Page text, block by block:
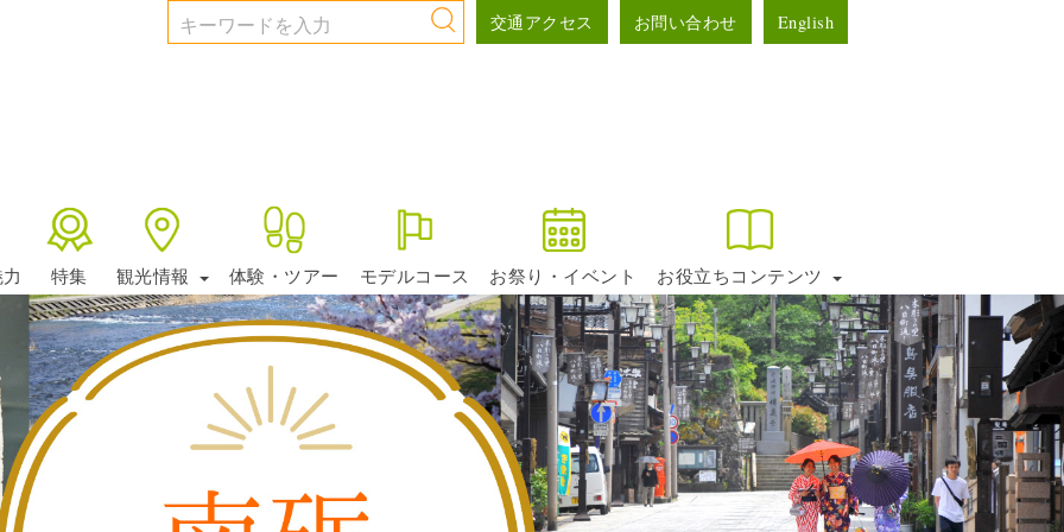
English
お問い合わせ
交通アクセス
特集 観光情報 体験・ツアー モデルコース お祭り・イベント お役立ちコンテンツ